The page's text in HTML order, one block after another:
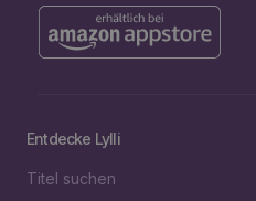
Entdecke Lylli
Titel suchen